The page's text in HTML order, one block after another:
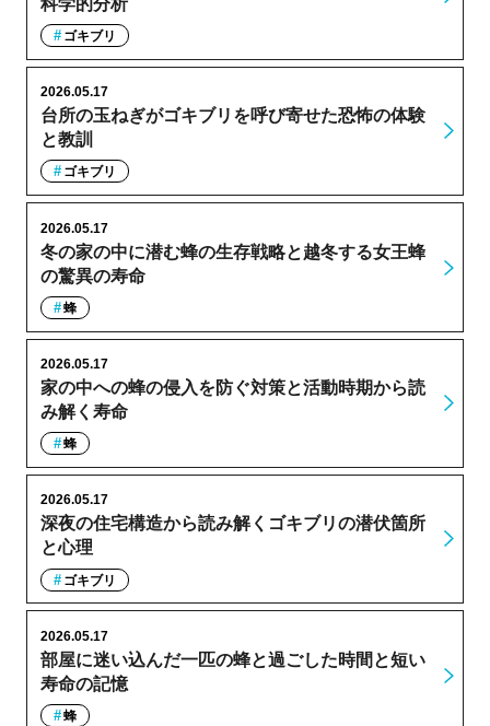
科学的分析
ゴキブリ
台所の玉ねぎがゴキブリを呼び寄せた恐怖の体験
と教訓
2026.05.17
ゴキブリ
冬の家の中に潜む蜂の生存戦略と越冬する女王蜂
の驚異の寿命
2026.05.17
蜂
家の中への蜂の侵入を防ぐ対策と活動時期から読
み解く寿命
2026.05.17
蜂
深夜の住宅構造から読み解くゴキブリの潜伏箇所
と心理
2026.05.17
ゴキブリ
部屋に迷い込んだ一匹の蜂と過ごした時間と短い
寿命の記憶
2026.05.17
蜂